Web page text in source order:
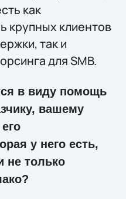
как
крупных клиентов
так и
для SMB.
в виду помощь
вашему
у него есть,
не только